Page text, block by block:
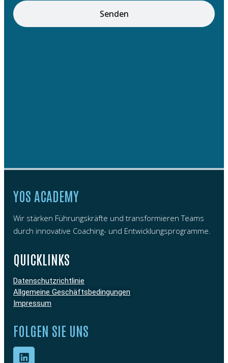
Senden
YOS ACADEMY
Wir stärken Führungskräfte und transformieren Teams
durch innovative Coaching- und Entwicklungsprogramme.
QUICKLINKS
Datenschutzrichtlinie
Allgemeine Geschäftsbedingungen
Impressum
FOLGEN SIE UNS